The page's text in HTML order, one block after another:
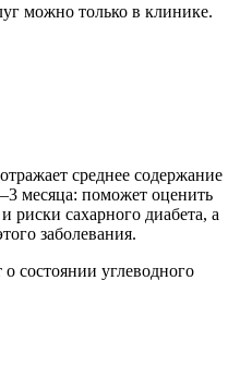
можно только в клинике.
среднее содержание
месяца: поможет оценить
риски сахарного диабета, а
заболевания.
о состоянии углеводного